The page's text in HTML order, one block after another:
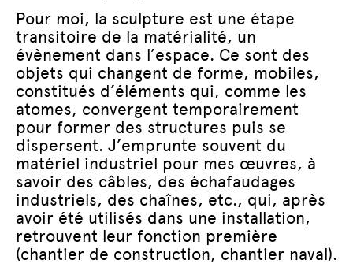
Pour moi, la sculpture est une étape
transitoire de la matérialité, un
évènement dans l’espace. Ce sont des
objets qui changent de forme, mobiles,
constitués d’éléments qui, comme les
atomes, convergent temporairement
pour former des structures puis se
dispersent. J’emprunte souvent du
matériel industriel pour mes œuvres, à
savoir des câbles, des échafaudages
industriels, des chaînes, etc., qui, après
avoir été utilisés dans une installation,
retrouvent leur fonction première
(chantier de construction, chantier naval).